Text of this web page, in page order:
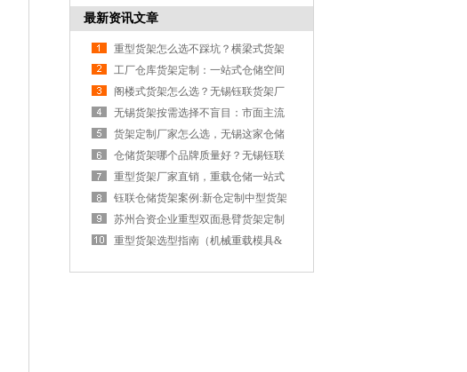
效新境界
最新资讯文章
重型货架怎么选不踩坑？横梁式货架
定制认准钰联工业
工厂仓库货架定制：一站式仓储空间
选无锡钰联工业货架
阁楼式货架怎么选？无锡钰联货架厂
家教你如何避坑
无锡货架按需选择不盲目：市面主流
品牌货架优缺点大盘点
货架定制厂家怎么选，无锡这家仓储
货架工厂夯爆了！
仓储货架哪个品牌质量好？无锡钰联
货架企业选购不踩坑
重型货架厂家直销，重载仓储一站式
解决：无锡钰联货架
钰联仓储货架案例:新仓定制中型货架
高效交付获客户认可
苏州合资企业重型双面悬臂货架定制
落地案例
重型货架选型指南（机械重载模具&